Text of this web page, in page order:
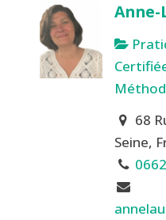
Anne-
68
Seine,